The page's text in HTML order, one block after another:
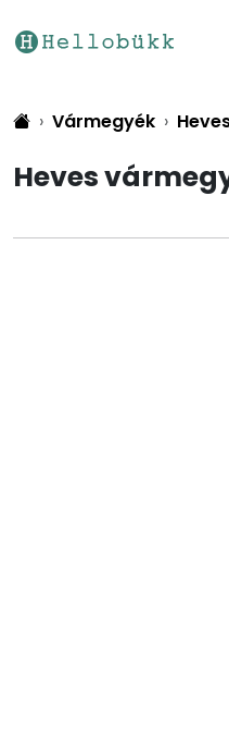
Vármegyék
Heves